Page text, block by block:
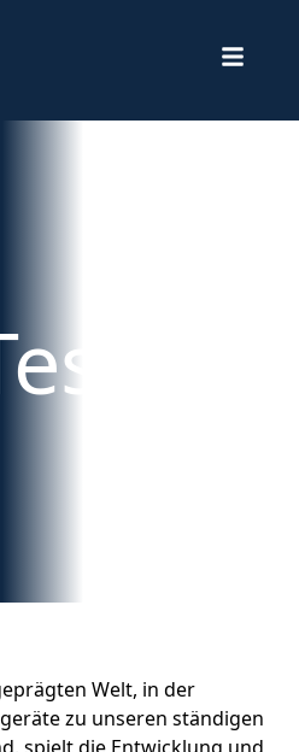
Welt, in der
zu unseren ständigen